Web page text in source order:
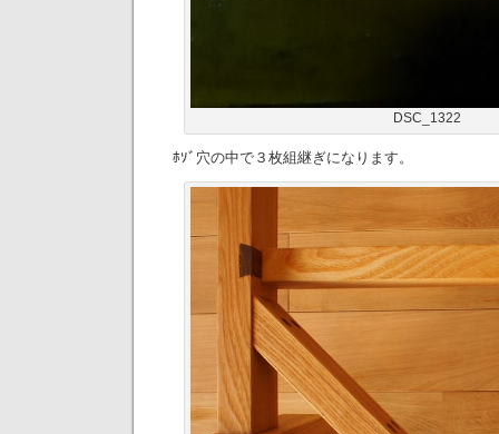
DSC_1322
ﾎｿﾞ穴の中で３枚組継ぎになります。